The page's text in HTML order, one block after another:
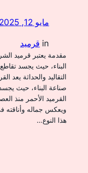
مايو 12, 2025
in قرميد
مقدمة يعتبر قرميد
البناء، حيث يجسد
التقاليد والحداثة يعد
صناعة البناء، حيث
القرميد الأحمر منذ
ويعكس جماله وأناقته
هذا النوع…